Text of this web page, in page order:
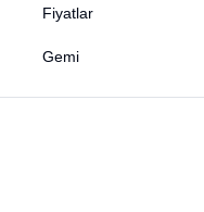
Fiyatlar
Gemi